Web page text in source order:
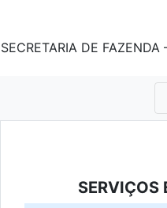
SECRETARIA DE FAZENDA
SERVIÇOS